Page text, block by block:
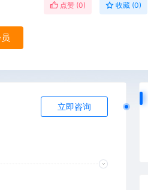
点赞 (0) 收藏 (0)
立即咨询